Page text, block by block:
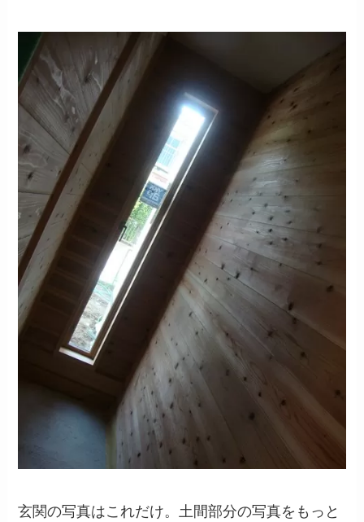
玄関の写真はこれだけ。土間部分の写真をもっと